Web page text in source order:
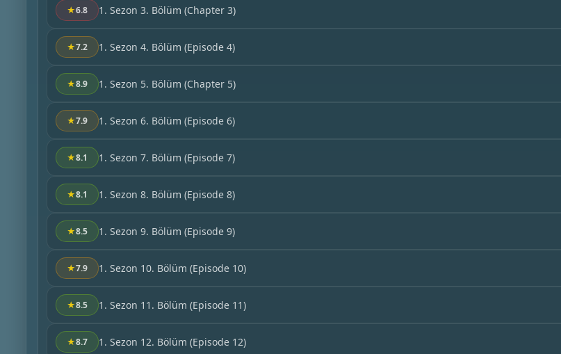
★6.8 1. Sezon 3. Bölüm (Chapter 3)
★7.2 1. Sezon 4. Bölüm (Episode 4)
★8.9 1. Sezon 5. Bölüm (Chapter 5)
★7.9 1. Sezon 6. Bölüm (Episode 6)
★8.1 1. Sezon 7. Bölüm (Episode 7)
★8.1 1. Sezon 8. Bölüm (Episode 8)
★8.5 1. Sezon 9. Bölüm (Episode 9)
★7.9 1. Sezon 10. Bölüm (Episode 10)
★8.5 1. Sezon 11. Bölüm (Episode 11)
★8.7 1. Sezon 12. Bölüm (Episode 12)